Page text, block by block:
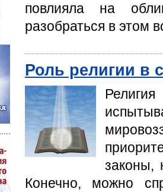
повлияла на
разобраться в этом
Роль религии в
законы,
Конечно, можно